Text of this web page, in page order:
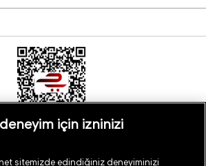
Türkiye Mağaza Bul
için izninizi
sitemizde edindiğiniz deneyiminizi